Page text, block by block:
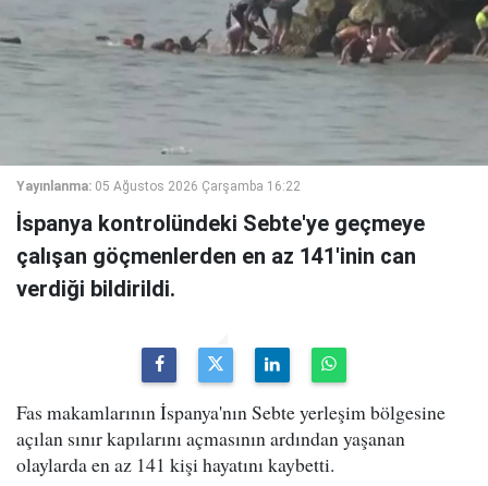
Yayınlanma: 05 Ağustos 2026 Çarşamba 16:22
İspanya kontrolündeki Sebte'ye geçmeye
çalışan göçmenlerden en az 141'inin can
verdiği bildirildi.
Fas makamlarının İspanya'nın Sebte yerleşim bölgesine
açılan sınır kapılarını açmasının ardından yaşanan
olaylarda en az 141 kişi hayatını kaybetti.